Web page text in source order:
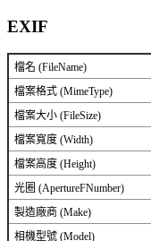
EXIF
檔名 (FileName)
檔案格式 (MimeType)
檔案大小 (FileSize)
檔案寬度 (Width)
檔案高度 (Height)
光圈 (ApertureFNumber)
製造廠商 (Make)
相機型號 (Model)